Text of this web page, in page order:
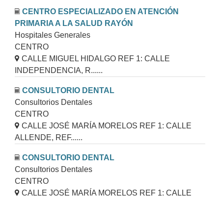
CENTRO ESPECIALIZADO EN ATENCIÓN
PRIMARIA A LA SALUD RAYÓN
Hospitales Generales
CENTRO
CALLE MIGUEL HIDALGO REF 1: CALLE
INDEPENDENCIA, R......
CONSULTORIO DENTAL
Consultorios Dentales
CENTRO
CALLE JOSÉ MARÍA MORELOS REF 1: CALLE
ALLENDE, REF......
CONSULTORIO DENTAL
Consultorios Dentales
CENTRO
CALLE JOSÉ MARÍA MORELOS REF 1: CALLE